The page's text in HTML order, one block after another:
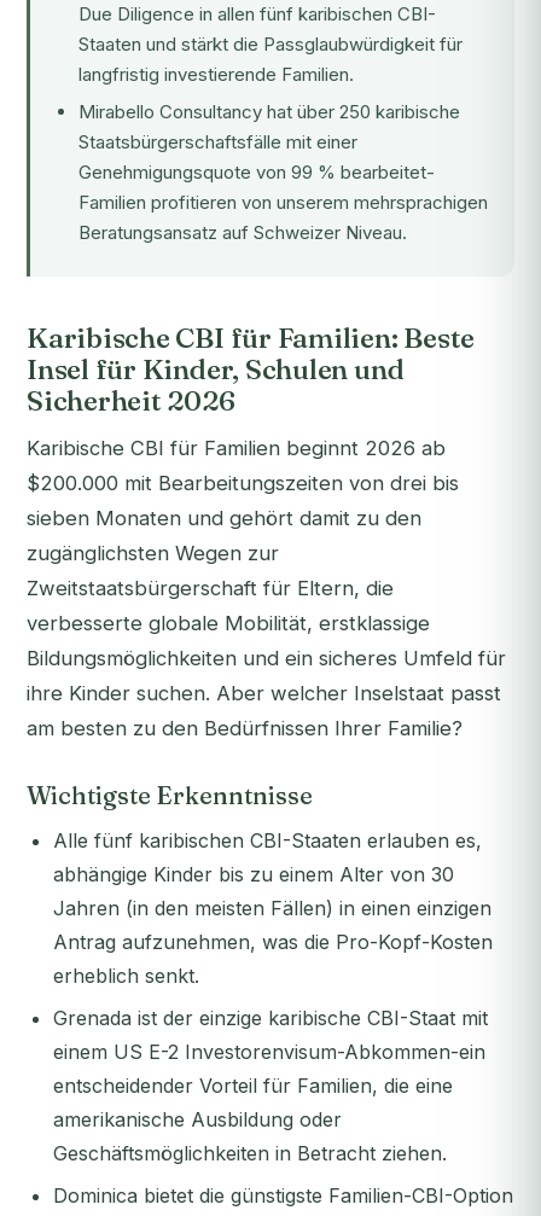
Due Diligence in allen fünf karibischen CBI-
Staaten und stärkt die Passglaubwürdigkeit für
langfristig investierende Familien.
Mirabello Consultancy hat über 250 karibische
Staatsbürgerschaftsfälle mit einer
Genehmigungsquote von 99 % bearbeitet-
Familien profitieren von unserem mehrsprachigen
Beratungsansatz auf Schweizer Niveau.
Karibische CBI für Familien: Beste
Insel für Kinder, Schulen und
Sicherheit 2026
Karibische CBI für Familien beginnt 2026 ab
$200.000 mit Bearbeitungszeiten von drei bis
sieben Monaten und gehört damit zu den
zugänglichsten Wegen zur
Zweitstaatsbürgerschaft für Eltern, die
verbesserte globale Mobilität, erstklassige
Bildungsmöglichkeiten und ein sicheres Umfeld für
ihre Kinder suchen. Aber welcher Inselstaat passt
am besten zu den Bedürfnissen Ihrer Familie?
Wichtigste Erkenntnisse
Alle fünf karibischen CBI-Staaten erlauben es,
abhängige Kinder bis zu einem Alter von 30
Jahren (in den meisten Fällen) in einen einzigen
Antrag aufzunehmen, was die Pro-Kopf-Kosten
erheblich senkt.
Grenada ist der einzige karibische CBI-Staat mit
einem US E-2 Investorenvisum-Abkommen-ein
entscheidender Vorteil für Familien, die eine
amerikanische Ausbildung oder
Geschäftsmöglichkeiten in Betracht ziehen.
Dominica bietet die günstigste Familien-CBI-Option